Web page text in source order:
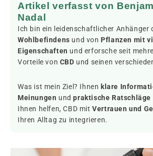
Artikel verfasst von
Nadal
Ich bin ein leidenschaftlicher Anhänger
Wohlbefindens und von Pflanzen mit
Eigenschaften und erforsche seit
Vorteile von CBD und seinen
Was ist mein Ziel? Ihnen klare
Meinungen undpraktische Ratschläge
Ihnen helfen, CBD mitVertrauen und
Ihren Alltag zu integrieren.